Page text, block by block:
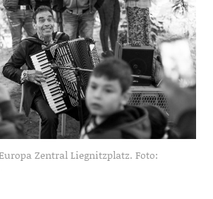
Zentral Liegnitzplatz. Foto: